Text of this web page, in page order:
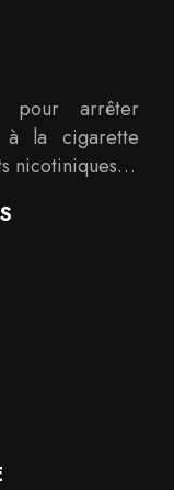
pour arrêter
à la cigarette
nicotiniques…